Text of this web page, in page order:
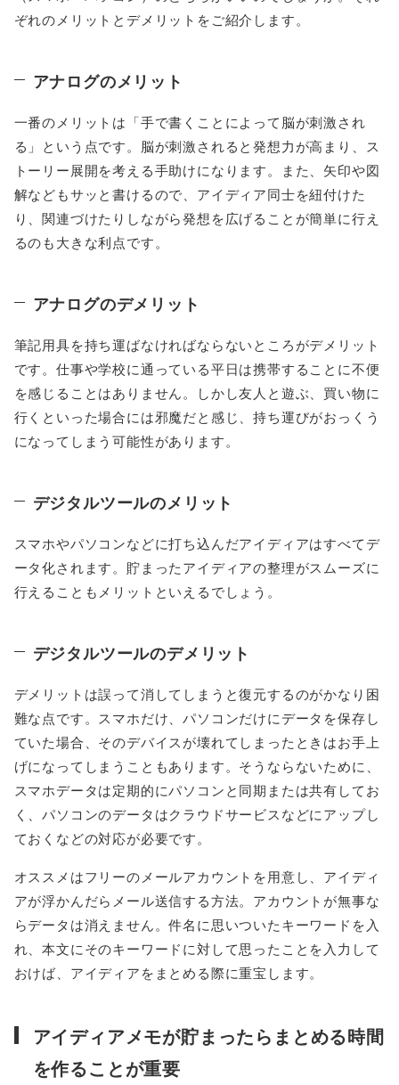
ぞれのメリットとデメリットをご紹介します。
アナログのメリット
一番のメリットは「手で書くことによって脳が刺激され
る」という点です。脳が刺激されると発想力が高まり、ス
トーリー展開を考える手助けになります。また、矢印や図
解などもサッと書けるので、アイディア同士を紐付けた
り、関連づけたりしながら発想を広げることが簡単に行え
るのも大きな利点です。
アナログのデメリット
筆記用具を持ち運ばなければならないところがデメリット
です。仕事や学校に通っている平日は携帯することに不便
を感じることはありません。しかし友人と遊ぶ、買い物に
行くといった場合には邪魔だと感じ、持ち運びがおっくう
になってしまう可能性があります。
デジタルツールのメリット
スマホやパソコンなどに打ち込んだアイディアはすべてデ
ータ化されます。貯まったアイディアの整理がスムーズに
行えることもメリットといえるでしょう。
デジタルツールのデメリット
デメリットは誤って消してしまうと復元するのがかなり困
難な点です。スマホだけ、パソコンだけにデータを保存し
ていた場合、そのデバイスが壊れてしまったときはお手上
げになってしまうこともあります。そうならないために、
スマホデータは定期的にパソコンと同期または共有してお
く、パソコンのデータはクラウドサービスなどにアップし
ておくなどの対応が必要です。
オススメはフリーのメールアカウントを用意し、アイディ
アが浮かんだらメール送信する方法。アカウントが無事な
らデータは消えません。件名に思いついたキーワードを入
れ、本文にそのキーワードに対して思ったことを入力して
おけば、アイディアをまとめる際に重宝します。
アイディアメモが貯まったらまとめる時間
を作ることが重要